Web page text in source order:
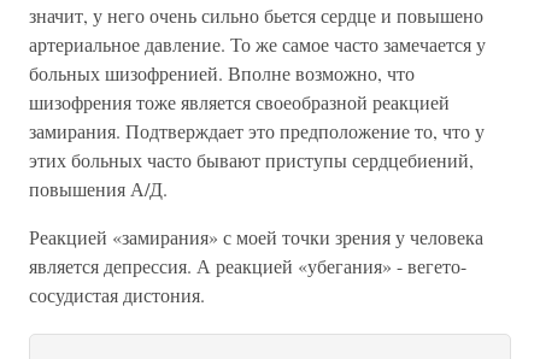
значит, у него очень сильно бьется сердце и повышено
артериальное давление. То же самое часто замечается у
больных шизофренией. Вполне возможно, что
шизофрения тоже является своеобразной реакцией
замирания. Подтверждает это предположение то, что у
этих больных часто бывают приступы сердцебиений,
повышения А/Д.
Реакцией «замирания» с моей точки зрения у человека
является депрессия. А реакцией «убегания» - вегето-
сосудистая дистония.